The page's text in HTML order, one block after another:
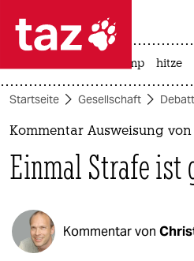
 taz zahl
taz zahl ich
politik
öko
gesellschaft
usa unter trump hitze
Startseite Gesellschaft
Kommentar Ausweisung
Einmal Strafe ist
Kommentar von